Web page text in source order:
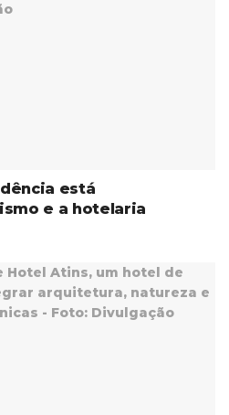
está
e a hotelaria